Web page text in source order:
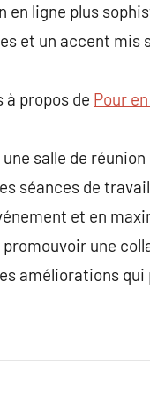
en ligne plus
et un accent mis
à propos de Pour
salle de
séances de
et en
une
améliorations